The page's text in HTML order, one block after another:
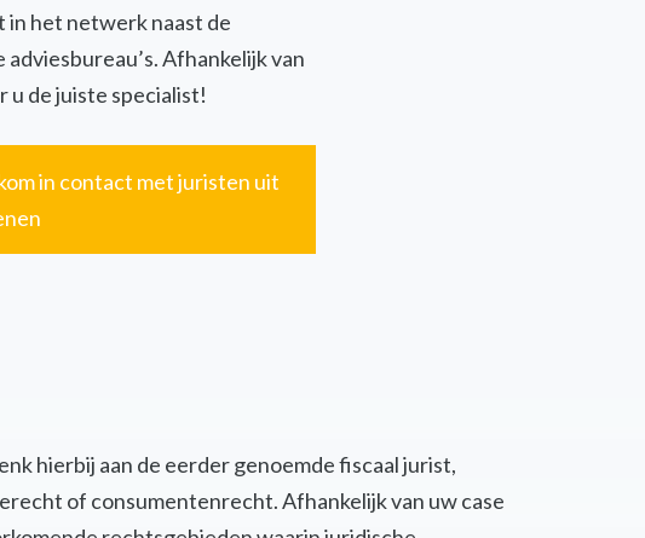
het netwerk naast de
Afhankelijk van
u de juiste specialist!
in contact met juristen uit
hierbij aan de eerder genoemde fiscaal jurist,
of consumentenrecht. Afhankelijk van uw case